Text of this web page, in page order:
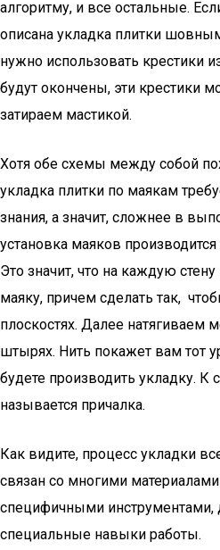
алгоритму, и все остальные.
описана укладка плитки
нужно использовать крестики
будут окончены, эти крестики
затираем мастикой.
Хотя обе схемы между собой
укладка плитки по маякам
знания, а значит, сложнее в
установка маяков
Это значит, что на каждую
маяку, причем сделать так,
плоскостях. Далее натягиваем
штырях. Нить покажет вам тот
будете производить укладку. К
называется причалка.
Как видите, процесс укладки
связан со многими
специфичными
специальные навыки работы.